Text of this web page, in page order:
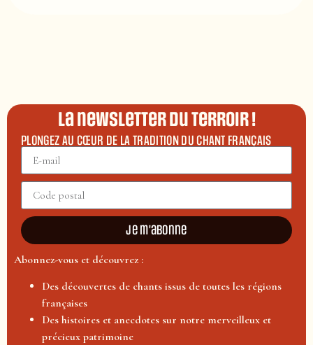
La newsletter du terroir !
PLONGEZ AU CŒUR DE LA TRADITION DU CHANT FRANÇAIS
Je m'abonne
Abonnez-vous et découvrez :
Des découvertes de chants issus de toutes les régions
françaises
Des histoires et anecdotes sur notre merveilleux et
précieux patrimoine